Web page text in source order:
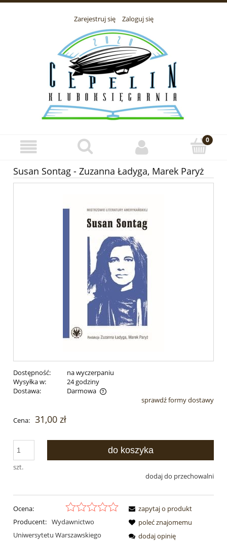
Zarejestruj się Zaloguj się
Susan Sontag - Zuzanna Ładyga, Marek Paryż
Dostępność:
na wyczerpaniu
Wysyłka w:
24 godziny
Dostawa:
Darmowa
Cena nie zawiera ewentualnych kosztów płatnościsprawdź formy dostawy
Cena: 31,00 zł
szt.
do koszyka
dodaj do przechowalni
Ocena:
Producent: Wydawnictwo
Uniwersytetu Warszawskiego
zapytaj o produkt
poleć znajomemu
dodaj opinię